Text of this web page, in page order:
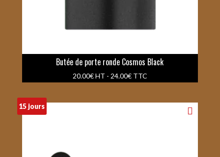
Butée de porte ronde Cosmos Black
20.00€HT - 24.00€TTC
15 jours